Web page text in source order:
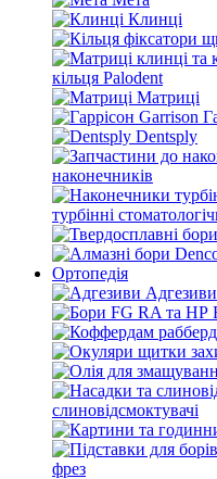
Клинці
кільця Palodent
Матриці
Dentsply
наконечників
турбінні
Ортопедія
Адгезиви
слиновідсмоктувачі
фрез